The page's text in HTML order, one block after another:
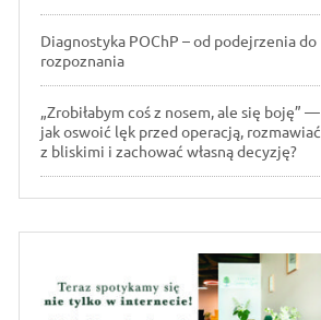
Diagnostyka POChP – od podejrzenia do
rozpoznania
„Zrobiłabym coś z nosem, ale się boję” —
jak oswoić lęk przed operacją, rozmawiać
z bliskimi i zachować własną decyzję?